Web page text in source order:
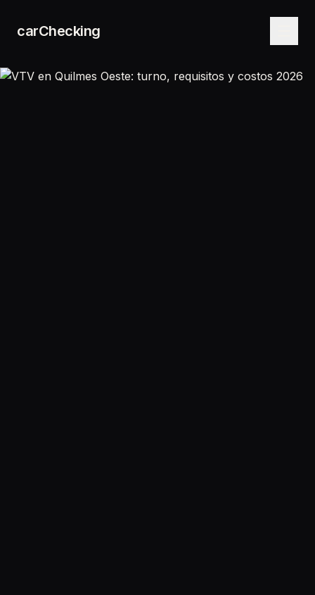
carChecking